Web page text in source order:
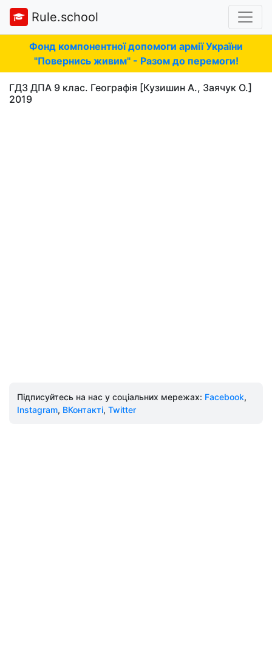
Rule.school
Фонд компонентної допомоги армії України
"Повернись живим" - Разом до перемоги!
ГДЗ ДПА 9 клас. Географія [Кузишин А., Заячук О.]
2019
Підписуйтесь на нас у соціальних мережах: Facebook,
Instagram, ВКонтакті, Twitter